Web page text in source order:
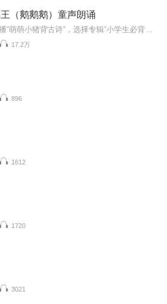
（鹅鹅鹅）童声朗诵
17.2万
896
1612
1720
3021